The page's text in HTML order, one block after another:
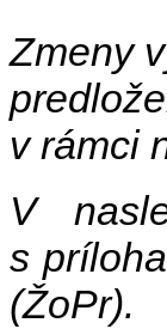
Zmeny
v rámci
V
s
(ŽoPr).